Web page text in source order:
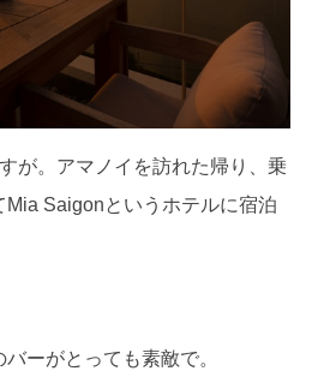
が。アマノイを訪れた帰り、乗
Mia Saigonというホテルに宿泊
ーがとっても素敵で。